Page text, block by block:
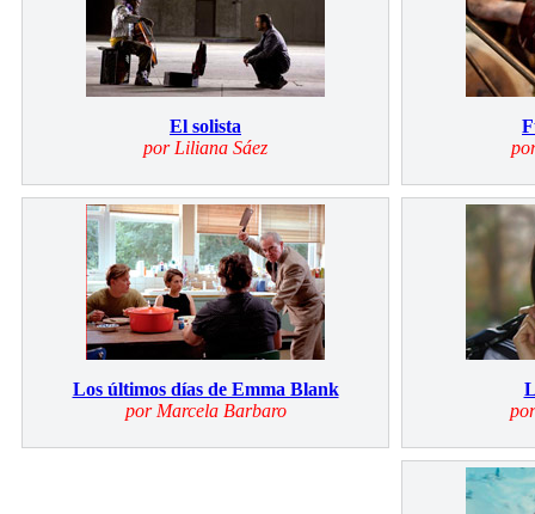
El solista
por Liliana Sáez
Los últimos días de Emma Blank
por Marcela Barbaro